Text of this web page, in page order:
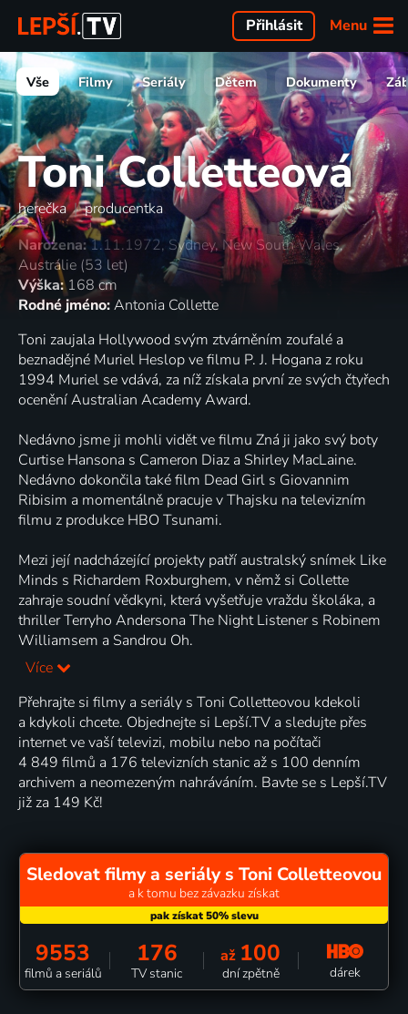
Menu
Přihlásit
Vše Filmy Seriály Dětem Dokumenty
Toni Colletteová
herečka | producentka
Narozena:1.11.1972, Sydney, New South Wales,
Austrálie (53 let)
Výška:168 cm
Rodné jméno:Antonia Collette
Toni zaujala Hollywood svým ztvárněním zoufalé a
beznadějné Muriel Heslop ve filmu P. J. Hogana z roku
1994 Muriel se vdává, za níž získala první ze svých čtyřech
ocenění Australian Academy Award.
Nedávno jsme ji mohli vidět ve filmu Zná ji jako svý boty
Curtise Hansona s Cameron Diaz a Shirley MacLaine.
Nedávno dokončila také film Dead Girl s Giovannim
Ribisim a momentálně pracuje v Thajsku na televizním
filmu z produkce HBO Tsunami.
Mezi její nadcházející projekty patří australský snímek Like
Minds s Richardem Roxburghem, v němž si Collette
zahraje soudní vědkyni, která vyšetřuje vraždu školáka, a
thriller Terryho Andersona The Night Listener s Robinem
Williamsem a Sandrou Oh.
Více
Přehrajte si filmy a seriály s Toni Colletteovou kdekoli
a kdykoli chcete. Objednejte si Lepší.TV a sledujte přes
internet ve vaší televizi, mobilu nebo na počítači
4 849 filmů a 176 televizních stanic až s 100 denním
archivem a neomezeným nahráváním. Bavte se s Lepší.TV
již za 149 Kč!
Sledovat filmy a seriály s Toni Colletteovou
a k tomu bez závazku získat
9553
filmů a seriálů
176
TV stanic
až 100
dní zpětně dárek